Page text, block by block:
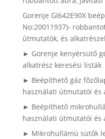
Gorenje GI642E90X
No:20011937)-
útmutatók, és
► Gorenje kenyérsütő
alkatrész keresési listák
► Beépíthető gáz
használati útmutatói és
► Beépíthető
használati útmutatói és
► Mikrohullámú sütők